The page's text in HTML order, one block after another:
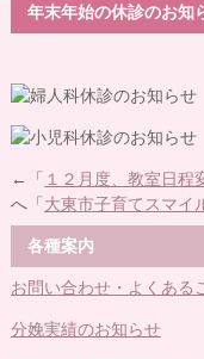
年末年始の休診のお知
←「 １２月度、教室日程
へ「 大東市子育てスマイ
各種案内
お問い合わせ・よくある
分娩実績のお知らせ